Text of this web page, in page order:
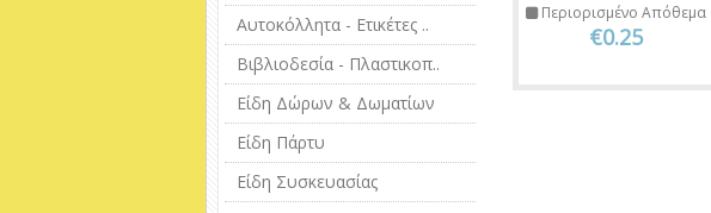
Αυτοκόλλητα - Ετικέτες ..
Βιβλιοδεσία - Πλαστικοπ..
Είδη Δώρων & Δωματίων
Είδη Πάρτυ
Είδη Συσκευασίας
Περιορισμένο Απόθεμα
€0.25